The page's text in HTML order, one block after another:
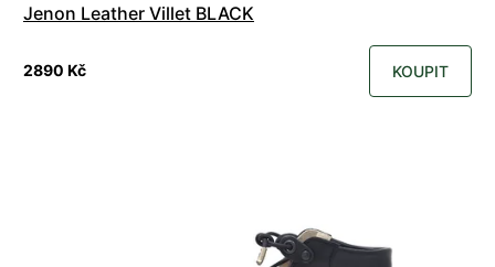
Jenon Leather Villet BLACK
2890 Kč KOUPIT